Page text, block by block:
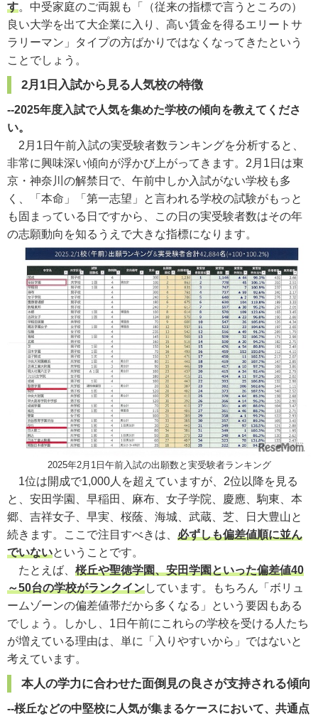
す。中受家庭のご両親も「（従来の指標で言うところの）
良い大学を出て大企業に入り、高い賃金を得るエリートサ
ラリーマン」タイプの方ばかりではなくなってきたという
ことでしょう。
2月1日入試から見る人気校の特徴
--2025年度入試で人気を集めた学校の傾向を教えてくださ
い。
2月1日午前入試の実受験者数ランキングを分析すると、
非常に興味深い傾向が浮かび上がってきます。2月1日は東
京・神奈川の解禁日で、午前中しか入試がない学校も多
く、「本命」「第一志望」と言われる学校の試験がもっと
も固まっている日ですから、この日の実受験者数はその年
の志願動向を知るうえで大きな指標になります。
2025年2月1日午前入試の出願数と実受験者ランキング
1位は開成で1,000人を超えていますが、2位以降を見る
と、安田学園、早稲田、麻布、女子学院、慶應、駒東、本
郷、吉祥女子、早実、桜蔭、海城、武蔵、芝、日大豊山と
続きます。ここで注目すべきは、 必ずしも偏差値順に並ん
でいないということです。
たとえば、 桜丘や聖徳学園、安田学園といった偏差値40
～50台の学校がランクインしています。もちろん「ボリュ
ームゾーンの偏差値帯だから多くなる」という要因もある
でしょう。しかし、1日午前にこれらの学校を受ける人たち
が増えている理由は、単に「入りやすいから」ではないと
考えています。
本人の学力に合わせた面倒見の良さが支持される傾向
--桜丘などの中堅校に人気が集まるケースにおいて、共通点